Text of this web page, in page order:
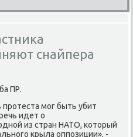
снайпера
ПР.
мог быть убит
идет о
из стран НАТО, котοрый
крыла оппозиции», -